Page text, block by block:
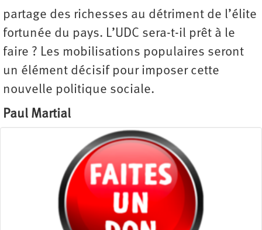
partage des richesses au détriment de l’élite
fortunée du pays. L’UDC sera-t-il prêt à le
faire ? Les mobilisations populaires seront
un élément décisif pour imposer cette
nouvelle politique sociale.
Paul Martial